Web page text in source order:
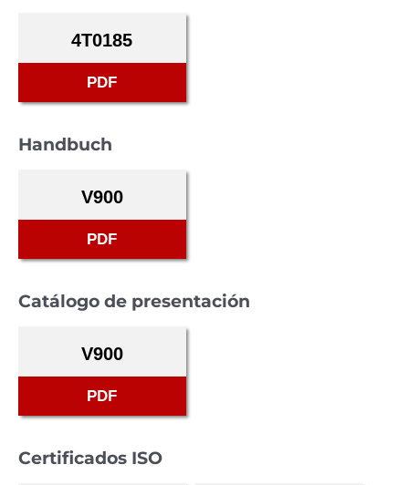
4T0185
PDF
Handbuch
V900
PDF
Catálogo de presentación
V900
PDF
Certificados ISO